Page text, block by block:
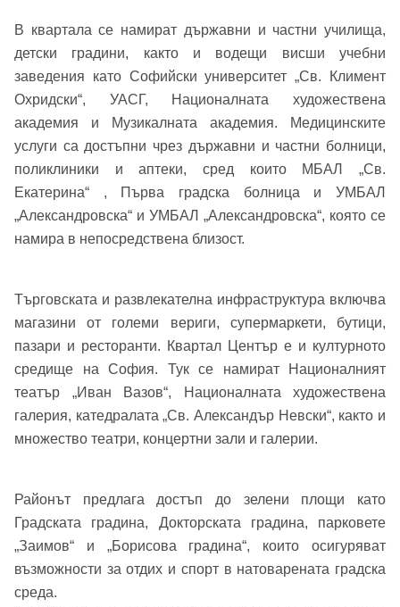
Парола
Забравена парола?
Вход като гост
или използвай профил
Вход с Google
В квартала се намират държавни и частни училища,
детски градини, както и водещи висши учебни
заведения като Софийски университет „Св. Климент
Охридски“, УАСГ, Националната художествена
академия и Музикалната академия. Медицинските
услуги са достъпни чрез държавни и частни болници,
поликлиники и аптеки, сред които МБАЛ „Св.
Екатерина“ , Първа градска болница и УМБАЛ
„Александровска“ и УМБАЛ „Александровска“, която се
намира в непосредствена близост.
Търговската и развлекателна инфраструктура включва
магазини от големи вериги, супермаркети, бутици,
пазари и ресторанти. Квартал Център е и културното
средище на София. Тук се намират Националният
театър „Иван Вазов“, Националната художествена
галерия, катедралата „Св. Александър Невски“, както и
множество театри, концертни зали и галерии.
Районът предлага достъп до зелени площи като
Градската градина, Докторската градина, парковете
„Заимов“ и „Борисова градина“, които осигуряват
възможности за отдих и спорт в натоварената градска
среда.
Имейл адрес*
Телефон*
Вашето запитване стигна до нас. Ще
се обадим възможно най-бързо.